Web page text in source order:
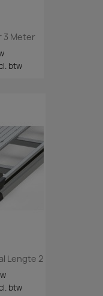
3 Meter
btw
Lengte 2
btw